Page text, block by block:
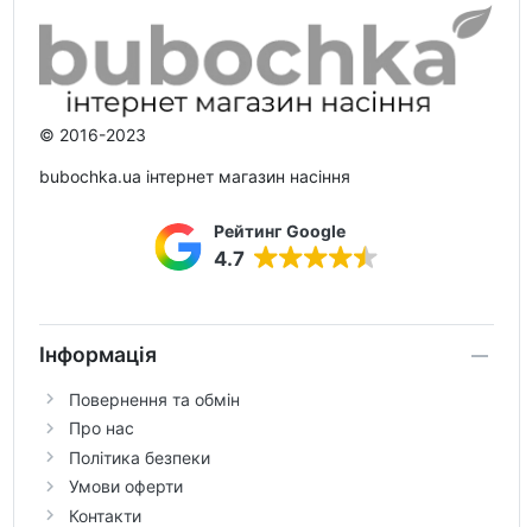
© 2016-2023
bubochka.ua інтернет магазин насіння
Рейтинг Google
4.7
Інформація
Повернення та обмін
Про нас
Політика безпеки
Умови оферти
Контакти